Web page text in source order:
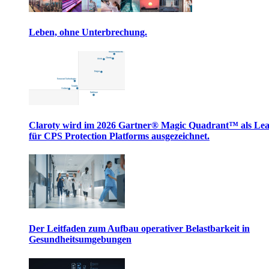
Leben, ohne Unterbrechung.
Claroty wird im 2026 Gartner® Magic Quadrant™ als
für CPS Protection Platforms ausgezeichnet.
Der Leitfaden zum Aufbau operativer Belastbarkeit in
Gesundheitsumgebungen